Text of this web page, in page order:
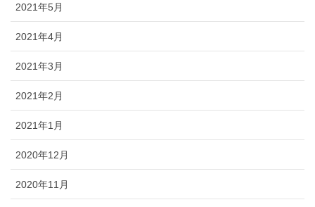
2021年5月
2021年4月
2021年3月
2021年2月
2021年1月
2020年12月
2020年11月